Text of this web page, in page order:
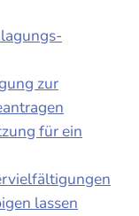
zur
für ein
lassen